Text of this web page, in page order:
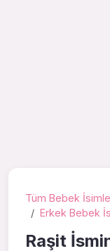
Tüm Bebek
Erkek Bebek
Raşit